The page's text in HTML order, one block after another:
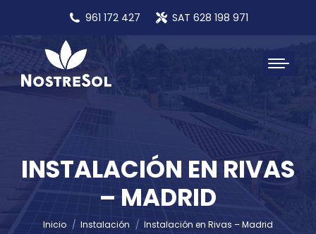
961 172 427 SAT 628 198 971
INSTALACIÓN EN RIVAS
– MADRID
Estás aquí:
Inicio Instalación Instalación en Rivas – Madrid